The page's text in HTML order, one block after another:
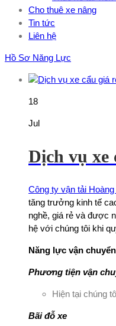
Cho thuê xe nâng
Tin tức
Liên hệ
Hồ Sơ Năng Lực
18
Jul
Dịch vụ xe
Công ty vận tải
tăng trưởng kinh tế
nghề, giá rẻ và được
hệ với chúng tôi khi
Năng lực vận chuyển
Phương tiện vận
Hiện tại chúng
Bãi đỗ xe